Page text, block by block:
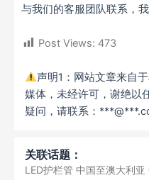
与我们的客服团队联系，
Post Views: 473
声明1：网站文章来自
媒体，未经许可，谢绝以
疑问，请联系：
关联话题：
LED护栏管 中国至澳大利亚